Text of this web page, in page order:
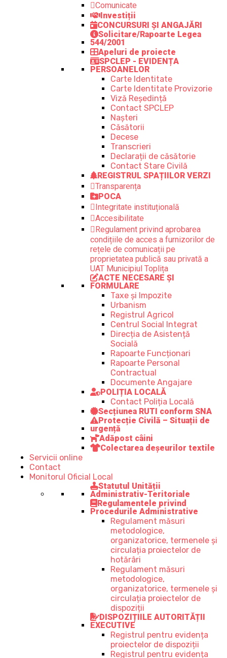
Comunicate
Investiții
CONCURSURI ȘI ANGAJĂRI
Solicitare/Rapoarte Legea
544/2001
Apeluri de proiecte
SPCLEP - EVIDENȚA
PERSOANELOR
Carte Identitate
Carte Identitate Provizorie
Viză Reședință
Contact SPCLEP
Nașteri
Căsătorii
Decese
Transcrieri
Declarații de căsătorie
Contact Stare Civilă
REGISTRUL SPAȚIILOR VERZI
Transparența
POCA
Integritate instituțională
Accesibilitate
Regulament privind aprobarea
condițiile de acces a furnizorilor de
rețele de comunicații pe
proprietatea publică sau privată a
UAT Municipiul Toplița
ACTE NECESARE ȘI
FORMULARE
Taxe și Impozite
Urbanism
Registrul Agricol
Centrul Social Integrat
Direcția de Asistență
Socială
Rapoarte Funcționari
Rapoarte Personal
Contractual
Documente Angajare
POLIȚIA LOCALĂ
Contact Poliția Locală
Secțiunea RUTI conform SNA
Protecție Civilă – Situații de
urgență
Adăpost câini
Colectarea deșeurilor textile
Servicii online
Contact
Monitorul Oficial Local
Statutul Unității
Administrativ-Teritoriale
Regulamentele privind
Procedurile Administrative
Regulament măsuri
metodologice,
organizatorice, termenele și
circulația proiectelor de
hotărâri
Regulament măsuri
metodologice,
organizatorice, termenele și
circulația proiectelor de
dispoziții
DISPOZIȚIILE AUTORITĂȚII
EXECUTIVE
Registrul pentru evidența
proiectelor de dispoziții
Registrul pentru evidența